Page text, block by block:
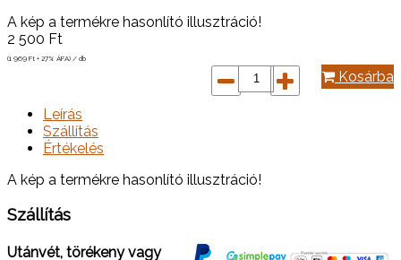
A kép a termékre hasonlító illusztráció!
2 500 Ft
(1 969 Ft + 27% ÁFA) / db
Kosárba
Leírás
Szállítás
Értékelés
A kép a termékre hasonlító illusztráció!
Szállítás
Utánvét, törékeny vagy